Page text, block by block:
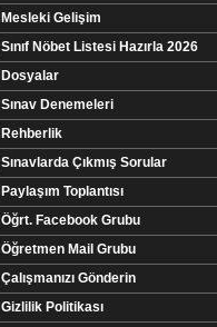
Mesleki Gelişim
Sınıf Nöbet Listesi Hazırla 2026
Dosyalar
Sınav Denemeleri
Rehberlik
Sınavlarda Çıkmış Sorular
Paylaşım Toplantısı
Öğrt. Facebook Grubu
Öğretmen Mail Grubu
Çalışmanızı Gönderin
Gizlilik Politikası